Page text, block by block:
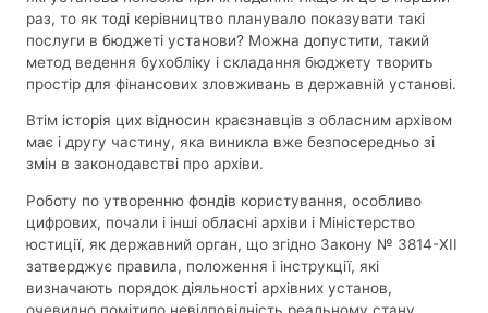
раз, то як тоді керівництво планувало показувати такі
послуги в бюджеті установи? Можна допустити, такий
метод ведення бухобліку і складання бюджету творить
простір для фінансових зловживань в державній установі.
Втім історія цих відносин краєзнавців з обласним архівом
має і другу частину, яка виникла вже безпосередньо зі
змін в законодавстві про архіви.
Роботу по утворенню фондів користування, особливо
цифрових, почали і інші обласні архіви і Міністерство
юстиції, як державний орган, що згідно Закону № 3814-XII
затверджує правила, положення і інструкції, які
визначають порядок діяльності архівних установ,